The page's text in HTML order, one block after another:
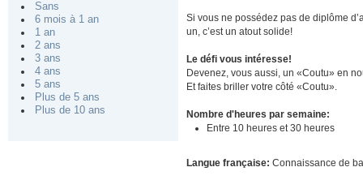
Sans
6 mois à 1 an
1 an
2 ans
3 ans
4 ans
5 ans
Plus de 5 ans
Plus de 10 ans
Si vous ne possédez pas de diplôme
un, c’est un atout solide!
Le défi vous intéresse!
Devenez, vous aussi, un «Coutu» en
Et faites briller votre côté «Coutu».
Nombre d'heures par semaine:
Entre 10 heures et 30 heures
Langue française: Connaissance de